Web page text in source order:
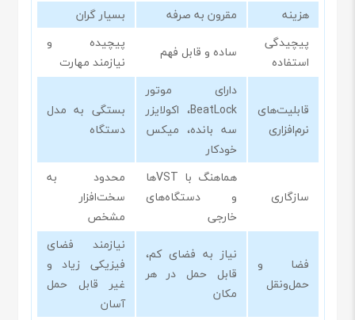
هزینه مقرون به صرفه
بسیار گران
پیچیدگی
استفاده
ساده و قابل فهم
پیچیده و
نیازمند مهارت
قابلیت‌های
نرم‌افزاری
دارای موتور
BeatLock، اکولایزر
سه بانده، میکس
خودکار
بستگی به مدل
دستگاه
سازگاری
هماهنگ با VSTها
و دستگاه‌های
خارجی
محدود به
سخت‌افزار
مشخص
فضا و
حمل‌ونقل
نیاز به فضای کم،
قابل حمل در هر
مکان
نیازمند فضای
فیزیکی زیاد و
غیر قابل حمل
آسان